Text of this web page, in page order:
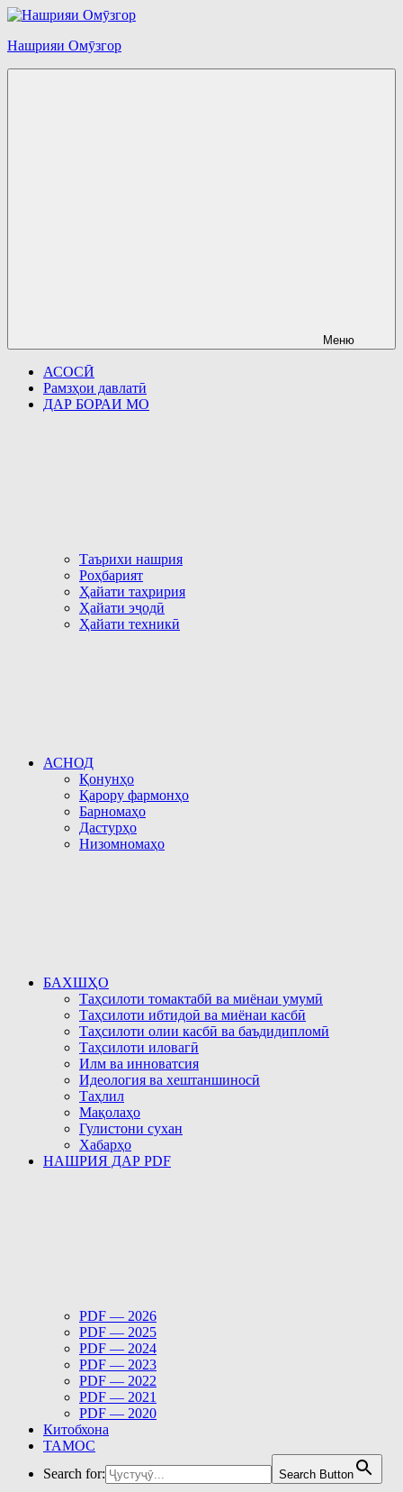
Перейти
содержимому
Нашрияи Омӯзгор
Меню
АСОСӢ
Рамзҳои давлатӣ
ДАР БОРАИ МО
Таърихи нашрия
Роҳбарият
Ҳайати таҳририя
Ҳайати эҷодӣ
Ҳайати техникӣ
АСНОД
Қонунҳо
Қарору фармонҳо
Барномаҳо
Дастурҳо
Низомномаҳо
БАХШҲО
Таҳсилоти томактабӣ ва миёнаи умумӣ
Таҳсилоти ибтидоӣ ва миёнаи касбӣ
Таҳсилоти олии касбӣ ва баъдидипломӣ
Таҳсилоти иловагӣ
Илм ва инноватсия
Идеология ва хештаншиносӣ
Таҳлил
Мақолаҳо
Гулистони сухан
Хабарҳо
НАШРИЯ ДАР PDF
PDF — 2026
PDF — 2025
PDF — 2024
PDF — 2023
PDF — 2022
PDF — 2021
PDF — 2020
Китобхона
ТАМОС
Search for:
Search Button